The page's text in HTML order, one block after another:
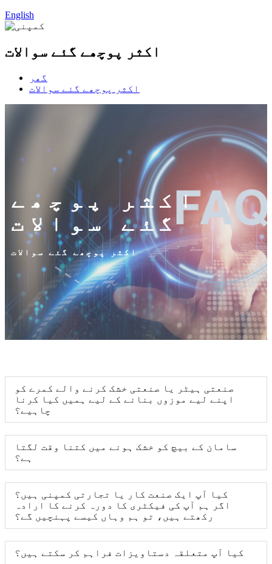
English
اکثر پوچھے گئے سوالات
گھر
اکثر پوچھے گئے سوالات
اکثر پوچھے
گئے سوالات
اکثر پوچھے گئے سوالات
صنعتی ہیٹر یا صنعتی خشک کرنے والے کمرے کو
اپنے لیے موزوں بنانے کے لیے ہمیں کیا کرنا
چاہیے؟
سامان کے بیچ کو خشک ہونے میں کتنا وقت لگتا
ہے؟
کیا آپ ایک صنعت کار یا تجارتی کمپنی ہیں؟
اگر ہم آپ کی فیکٹری کا دورہ کرنے کا ارادہ
رکھتے ہیں، تو ہم وہاں کیسے پہنچیں گے؟
کیا آپ متعلقہ دستاویزات فراہم کر سکتے ہیں؟